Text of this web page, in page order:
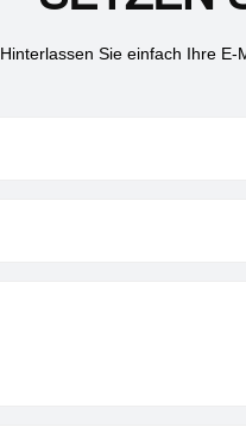
Hinterlassen Sie einfach Ihre